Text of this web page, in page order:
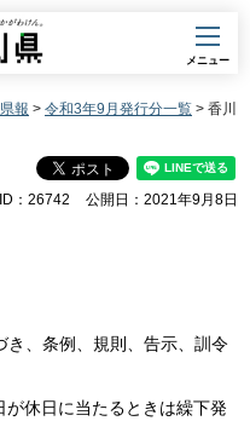
メニュー
報 > 令和3年9月発行分一覧 > 香川
：26742 公開日：2021年9月8日
き、条例、規則、告示、訓令
休日に当たるときは繰下発